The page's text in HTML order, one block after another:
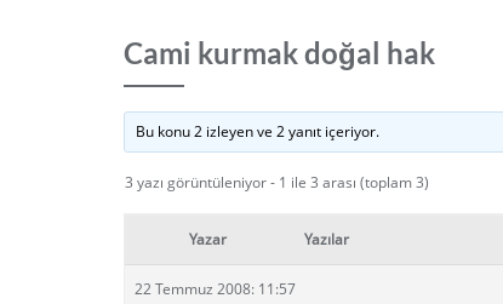
Cami kurmak doğal hak
Bu konu 2 izleyen ve 2 yanıt içeriyor.
3 yazı görüntüleniyor - 1 ile 3 arası (toplam 3)
Yazar Yazılar
22 Temmuz 2008: 11:57